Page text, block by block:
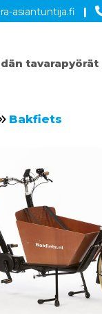
asiantuntija.fi |
tavarapyörät
Bakfiets